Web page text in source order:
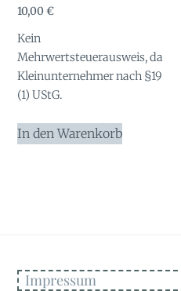
10,00€
Kein
Mehrwertsteuerausweis, da
Kleinunternehmer nach §19
(1) UStG.
In den Warenkorb
Impressum